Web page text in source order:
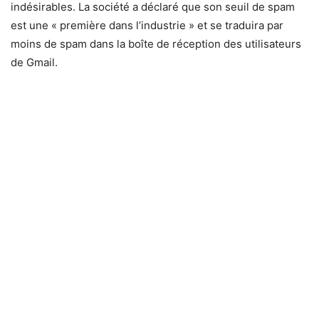
indésirables. La société a déclaré que son seuil de spam
est une « première dans l’industrie » et se traduira par
moins de spam dans la boîte de réception des utilisateurs
de Gmail.